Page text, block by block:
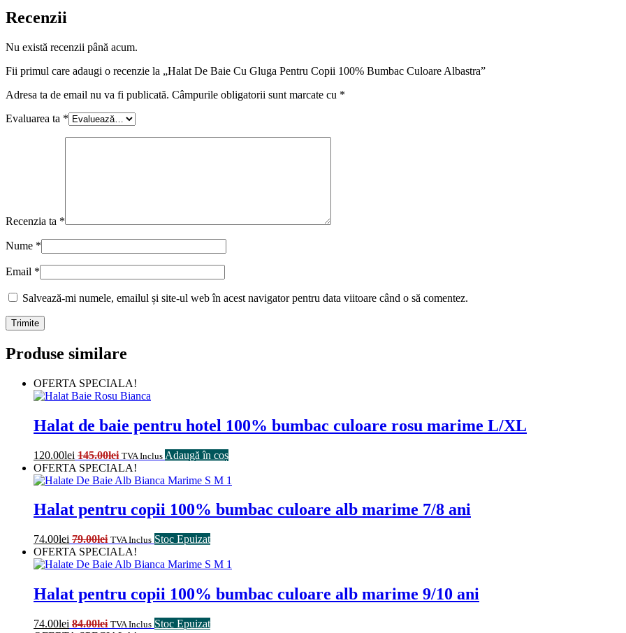
Recenzii
Nu există recenzii până acum.
Fii primul care adaugi o recenzie la „Halat De Baie Cu Gluga Pentru Copii 100% Bumbac Culoare Albastra”
Adresa ta de email nu va fi publicată. Câmpurile obligatorii sunt marcate cu *
Evaluarea ta *
Recenzia ta *
Nume *
Email *
Salvează-mi numele, emailul și site-ul web în acest navigator pentru data viitoare când o să comentez.
Produse similare
OFERTA SPECIALA!
Halat de baie pentru hotel 100% bumbac culoare rosu marime L/XL
120.00lei 145.00lei TVA Inclus Adaugă în coș
OFERTA SPECIALA!
Halat pentru copii 100% bumbac culoare alb marime 7/8 ani
74.00lei 79.00lei TVA Inclus Stoc Epuizat
OFERTA SPECIALA!
Halat pentru copii 100% bumbac culoare alb marime 9/10 ani
74.00lei 84.00lei TVA Inclus Stoc Epuizat